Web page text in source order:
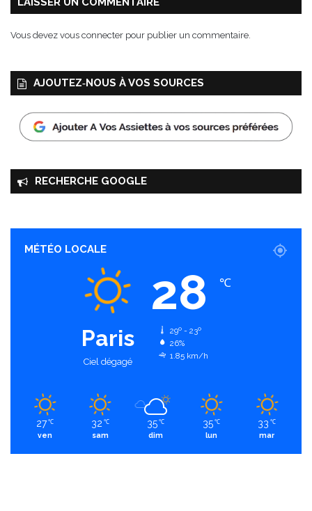
Vous devez vous connecter pour publier un commentaire.
AJOUTEZ‑NOUS À VOS SOURCES
RECHERCHE GOOGLE
MÉTÉO LOCALE
Paris
Ciel dégagé
28 ℃
29º - 23º
26%
1.85 km/h
27 ℃
ven
32 ℃
sam
35 ℃
dim
35 ℃
lun
33 ℃
mar